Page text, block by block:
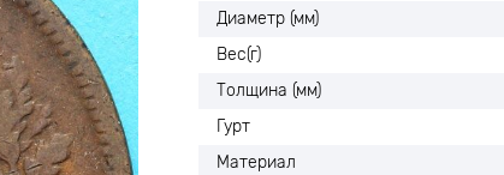
Диаметр (мм)
Вес(г)
Толщина (мм)
Гурт
Материал